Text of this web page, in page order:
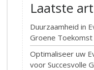
Laatste
Duurzaamheid in
Groene Toekomst
Optimaliseer uw
voor Succesvolle